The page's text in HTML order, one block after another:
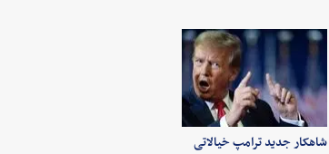
شاهکار جدید ترامپ خیالاتی